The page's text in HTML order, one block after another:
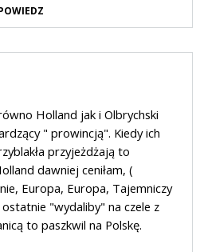
Holland jak i Olbrychski
" prowincją". Kiedy ich
przyjeżdżają to
dawniej ceniłam, (
Europa, Europa, Tajemniczy
"wydaliby" na czele z
to paszkwil na Polskę.